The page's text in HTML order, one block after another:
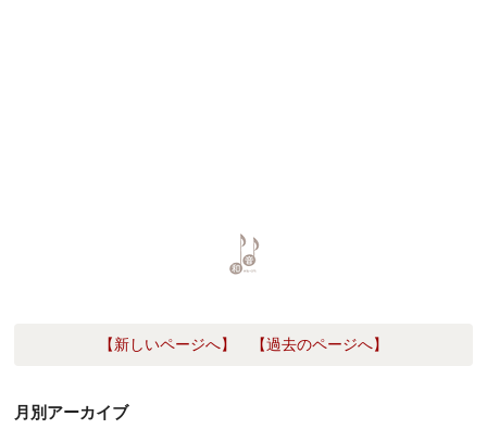
【新しいページへ】 【過去のページへ】
月別アーカイブ